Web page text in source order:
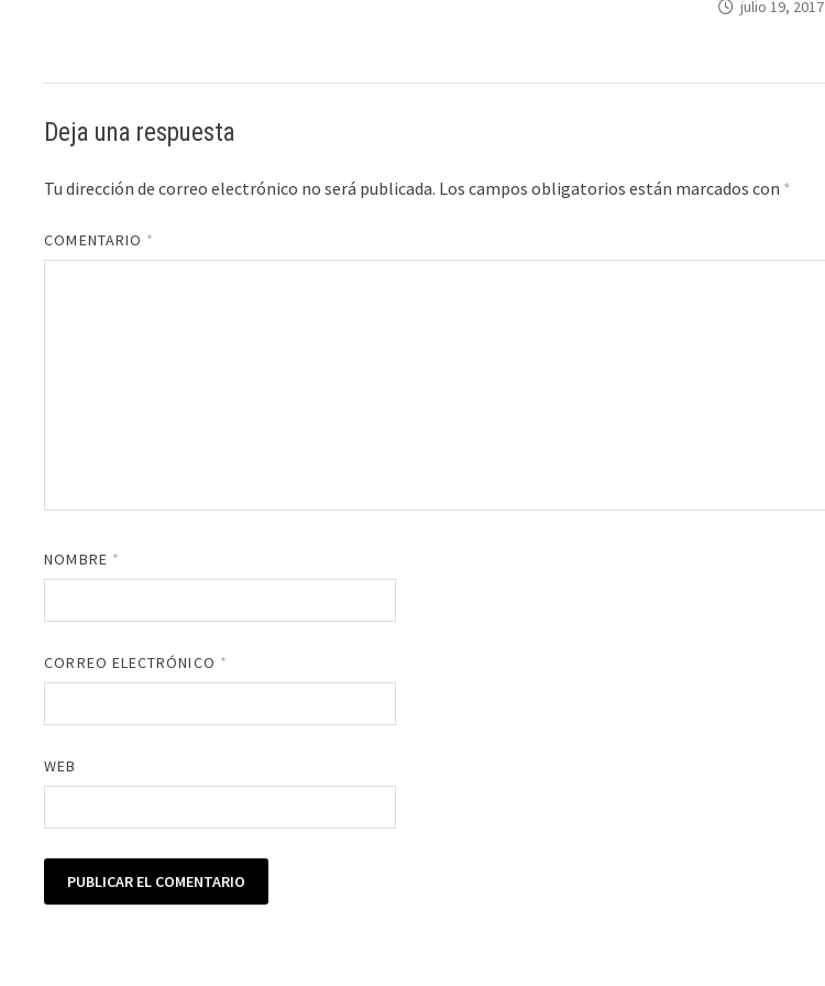
julio 19, 2017
Deja una respuesta
Tu dirección de correo electrónico no será publicada. Los campos obligatorios están marcados con *
COMENTARIO *
NOMBRE *
CORREO ELECTRÓNICO *
WEB